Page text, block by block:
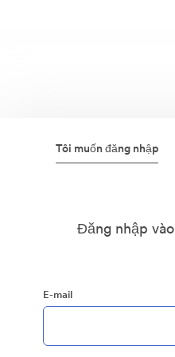
Tôi muốn đăng nhập
Đăng nhập
E-mail